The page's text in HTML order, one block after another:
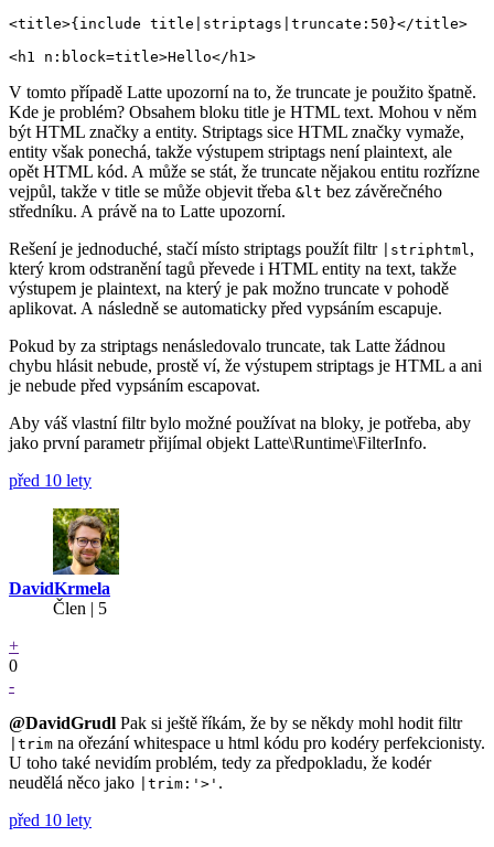
<title>{include title|striptags|truncate:50}</title>
V tomto případě Latte upozorní na to, že truncate je použito špatně.
Kde je problém? Obsahem bloku title je HTML text. Mohou v něm
být HTML značky a entity. Striptags sice HTML značky vymaže,
entity však ponechá, takže výstupem striptags není plaintext, ale
opět HTML kód. A může se stát, že truncate nějakou entitu rozřízne
vejpůl, takže v title se může objevit třeba &lt bez závěrečného
středníku. A právě na to Latte upozorní.
Rešení je jednoduché, stačí místo striptags použít filtr
|striphtml ,
který krom odstranění tagů převede i HTML entity na text, takže
výstupem je plaintext, na který je pak možno truncate v pohodě
aplikovat. A následně se automaticky před vypsáním escapuje.
Pokud by za striptags nenásledovalo truncate, tak Latte žádnou
chybu hlásit nebude, prostě ví, že výstupem striptags je HTML a ani
je nebude před vypsáním escapovat.
Aby váš vlastní filtr bylo možné používat na bloky, je potřeba, aby
jako první parametr přijímal objekt Latte\Runtime\FilterInfo.
před 10 lety
DavidKrmela
Člen | 5
+
0
-
@DavidGrudl Pak si ještě říkám, že by se někdy mohl hodit filtr
|trim na ořezání whitespace u html kódu pro kodéry perfekcionisty.
U toho také nevidím problém, tedy za předpokladu, že kodér
neudělá něco jako
|trim:'>' .
před 10 lety